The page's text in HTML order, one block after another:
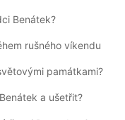
Benátek?
rušného víkendu
památkami?
a ušetřit?